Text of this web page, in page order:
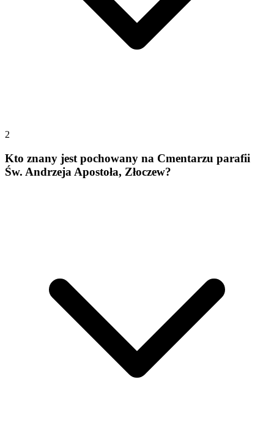
2
Kto znany jest pochowany na Cmentarzu parafii
Św. Andrzeja Apostoła, Złoczew?